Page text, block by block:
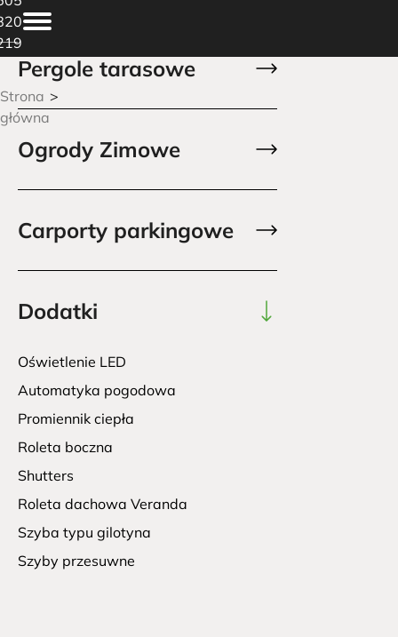
Strona
główna
Pergole tarasowe
Ogrody Zimowe
Carporty parkingowe
Dodatki
Oświetlenie LED
Automatyka pogodowa
Promiennik ciepła
Roleta boczna
Shutters
Roleta dachowa Veranda
Szyba typu gilotyna
Szyby przesuwne